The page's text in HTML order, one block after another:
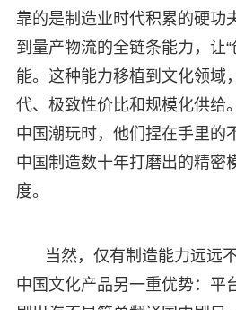
靠的是制造业时代积累的硬功
到量产物流的全链条能力，让
能。这种能力移植到文化领域
代、极致性价比和规模化供给
中国潮玩时，他们捏在手里的
中国制造数十年打磨出的精密
度。
当然，仅有制造能力远远
中国文化产品另一重优势：平